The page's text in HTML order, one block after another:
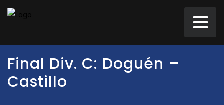
Final Div. C: Doguén –
Castillo